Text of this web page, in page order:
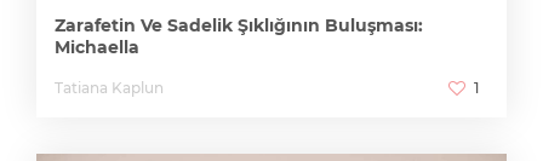
Zarafetin Ve Sadelik Şıklığının Buluşması:
Michaella
Tatiana Kaplun 1